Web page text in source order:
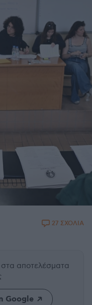
27 ΣΧΟΛΙΑ
στα αποτελέσματα
Google